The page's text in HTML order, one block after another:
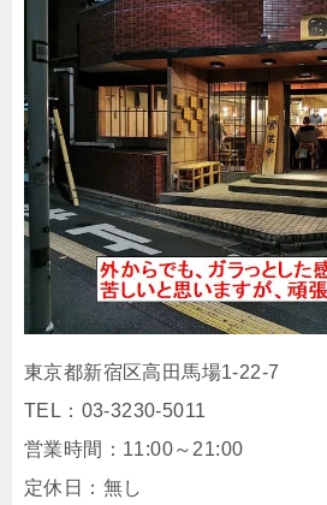
東京都新宿区高田馬場1-22-7
TEL：03-3230-5011
営業時間：11:00～21:00
定休日：無し